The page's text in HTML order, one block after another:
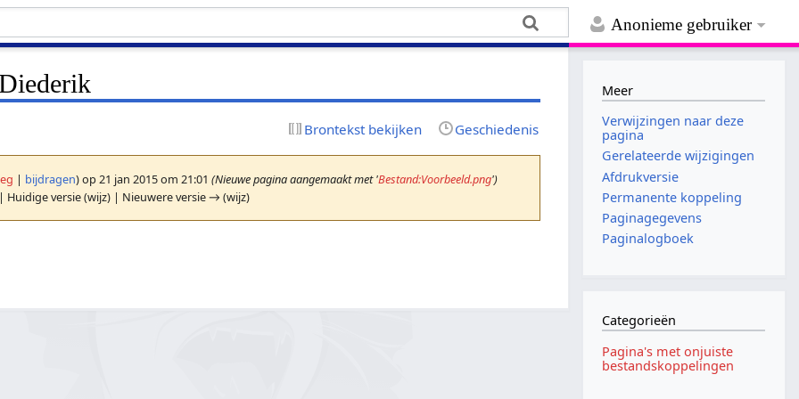
Anonieme gebruiker
Brontekst bekijken Geschiedenis
| bijdragen)op 21 jan 2015 om 21:01(Nieuwe pagina aangemaakt met 'Bestand:Voorbeeld.png')
versie (wijz) | Nieuwere versie → (wijz)
Meer
Verwijzingen naar deze
pagina
Gerelateerde wijzigingen
Afdrukversie
Permanente koppeling
Paginagegevens
Paginalogboek
Categorieën
Pagina's met onjuiste
bestandskoppelingen